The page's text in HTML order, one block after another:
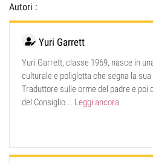
Autori :
Yuri Garrett
Yuri Garrett, classe 1969, nasce in
culturale e poliglotta che segna la
Traduttore sulle orme del padre e poi
del Consiglio... Leggi ancora